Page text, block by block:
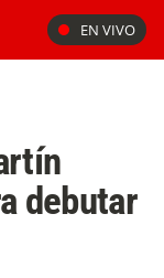
EN VIVO
debutar